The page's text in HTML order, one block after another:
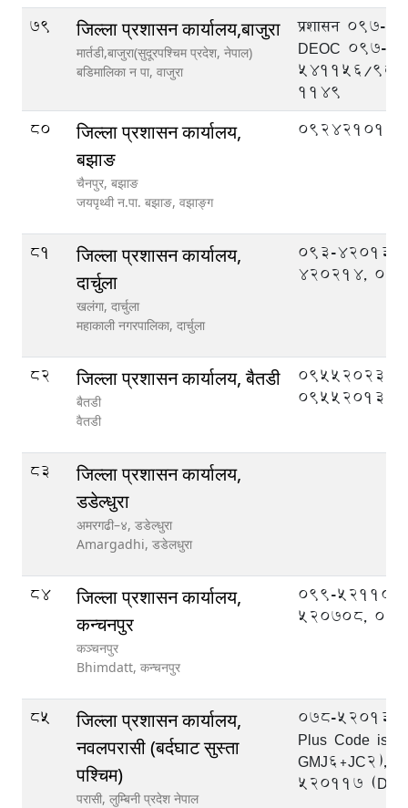
79 जिल्ला प्रशासन कार्यालय,बाजुरा
मार्तडी,बाजुरा(सुदूरपश्चिम प्रदेश, नेपाल)
बडिमालिका न‍‍ पा, वाजुरा
प्रशासन 097-
DEOC 097-
541156/
1149
80
जिल्ला प्रशासन कार्यालय,
बझाङ
चैनपुर, बझाङ
जयपृथ्वी न.पा. बझाङ, वझाङ्ग
092421013
81
जिल्ला प्रशासन कार्यालय,
दार्चुला
खलंगा, दार्चुला
महाकाली नगरपालिका, दार्चुला
093-
420214,
82 जिल्ला प्रशासन कार्यालय, बैतडी
बैतडी
वैतडी
095520233,
095520133
83
जिल्ला प्रशासन कार्यालय,
डडेल्धुरा
अमरगढी–४, डडेल्धुरा
Amargadhi, डडेलधुरा
84
जिल्ला प्रशासन कार्यालय,
कन्चनपुर
कञ्चनपुर
Bhimdatt, कन्चनपुर
099-
520708,
85
जिल्ला प्रशासन कार्यालय,
नवलपरासी (बर्दघाट सुस्ता
पश्चिम)
परासी, लुम्बिनी प्रदेश नेपाल
078-520133,
Plus Code is:-
GMJ6+JC2),
520117